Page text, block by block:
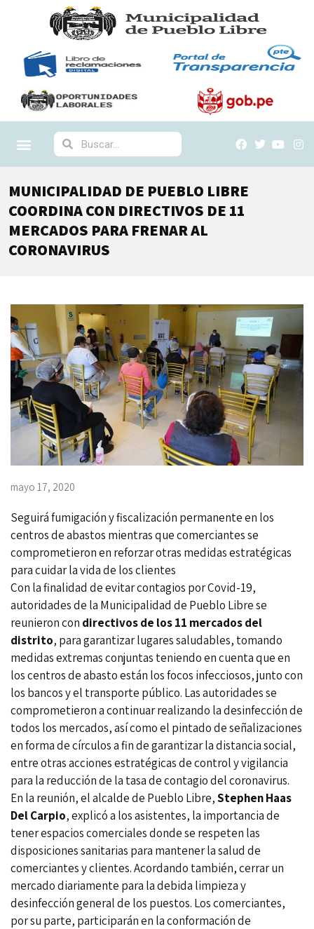
MUNICIPALIDAD DE PUEBLO LIBRE
COORDINA CON DIRECTIVOS DE 11
MERCADOS PARA FRENAR AL
CORONAVIRUS
mayo 17, 2020
Seguirá fumigación y fiscalización permanente en los
centros de abastos mientras que comerciantes se
comprometieron en reforzar otras medidas estratégicas
para cuidar la vida de los clientes
Con la finalidad de evitar contagios porCovid-19,
autoridades de la Municipalidad de Pueblo Librese
reunieron con directivos de los 11 mercados del
distrito, para garantizar lugares saludables, tomando
medidas extremas conjuntas teniendo en cuenta que en
los centros de abasto están los focos infecciosos, junto con
los bancos y el transporte público. Las autoridades se
comprometieron a continuar realizando la desinfección de
todos los mercados, así como el pintado de señalizaciones
en forma de círculos a fin de garantizar la distancia social,
entre otras acciones estratégicas de control y vigilancia
para la reducción de la tasa de contagio del coronavirus.
En la reunión, el alcalde de Pueblo Libre,Stephen Haas
Del Carpio, explicó a los asistentes, la importancia de
tener espacios comerciales donde se respeten las
disposiciones sanitarias para mantener la salud de
comerciantes y clientes. Acordando también, cerrar un
mercado diariamente para la debida limpieza y
desinfección general de los puestos. Los comerciantes,
por su parte, participarán en la conformación de